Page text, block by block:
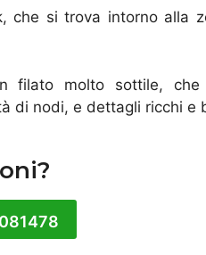
che si trova intorno alla
filato molto sottile, che
di nodi, e dettagli ricchi e